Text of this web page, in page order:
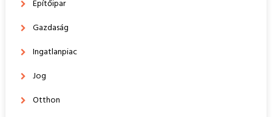
Építőipar
Gazdaság
Ingatlanpiac
Jog
Otthon